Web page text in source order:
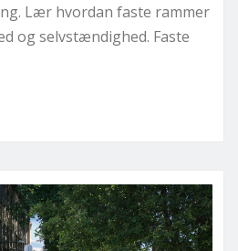
Lær hvordan faste rammer
og selvstændighed. Faste